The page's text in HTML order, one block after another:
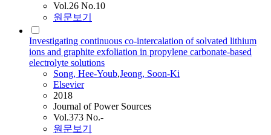
Vol.26 No.10
원문보기
Investigating continuous co-intercalation of solvated lithium
ions and graphite exfoliation in propylene carbonate-based
electrolyte solutions
Song, Hee-Youb,Jeong, Soon-Ki
Elsevier
2018
Journal of Power Sources
Vol.373 No.-
원문보기